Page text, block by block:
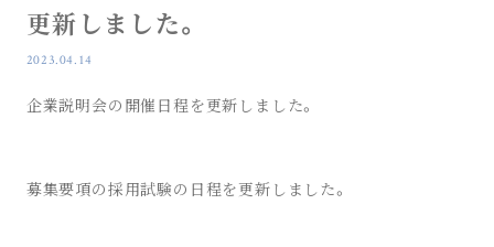
更新しました。
2023.04.14
企業説明会の開催日程を更新しました。
募集要項の採用試験の日程を更新しました。